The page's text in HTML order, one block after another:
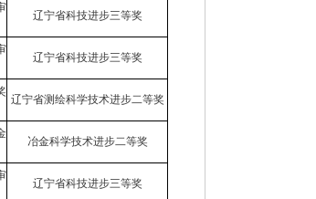
辽宁省科技进步三等奖
辽宁省科技进步三等奖
辽宁省测绘科学技术进步二等奖
冶金科学技术进步二等奖
辽宁省科技进步三等奖